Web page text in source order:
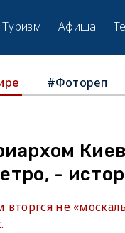
Туризм Афиша
#Фотореп
-
не